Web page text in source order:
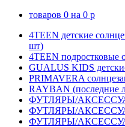
товаров 0 на 0 p
4TEEN детские
шт)
4TEEN подростковые
GUALUS KIDS
PRIMAVERA
RAYBAN (последние
ФУТЛЯРЫ/
ФУТЛЯРЫ/
ФУТЛЯРЫ/